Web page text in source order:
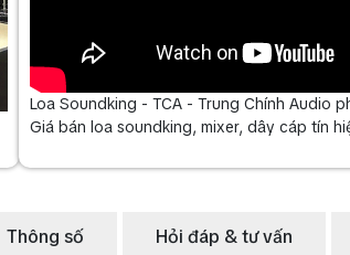
Loa Soundking - TCA - Trung Chính Audio
Giá bán loa soundking, mixer, dây cáp tín
Thông số Hỏi đáp & tư vấn